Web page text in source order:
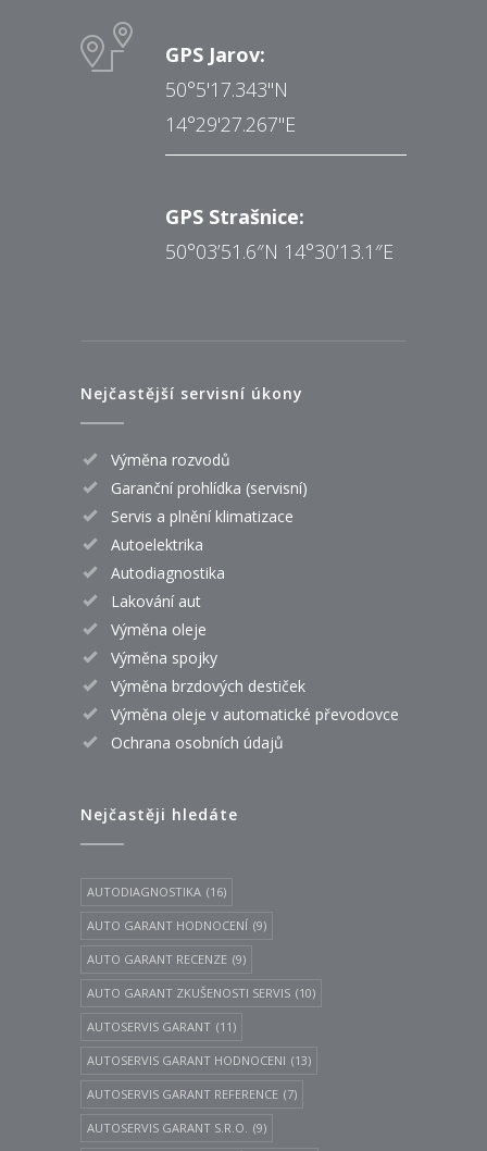
GPS Jarov:
50°5'17.343"N
14°29'27.267"E
GPS Strašnice:
50°03’51.6″N 14°30’13.1″E
Nejčastější servisní úkony
Výměna rozvodů
Garanční prohlídka (servisní)
Servis a plnění klimatizace
Autoelektrika
Autodiagnostika
Lakování aut
Výměna oleje
Výměna spojky
Výměna brzdových destiček
Výměna oleje v automatické převodovce
Ochrana osobních údajů
Nejčastěji hledáte
AUTODIAGNOSTIKA (16)
AUTO GARANT HODNOCENÍ (9)
AUTO GARANT RECENZE (9)
AUTO GARANT ZKUŠENOSTI SERVIS (10)
AUTOSERVIS GARANT (11)
AUTOSERVIS GARANT HODNOCENI (13)
AUTOSERVIS GARANT REFERENCE (7)
AUTOSERVIS GARANT S.R.O. (9)